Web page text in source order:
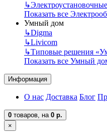
↳
Показать все
Умный дом
↳Digma
↳Livicom
↳Типовые решения
Показать все Умный
Информация
О нас Доставка Блог
0 товаров, на 0 р.
×